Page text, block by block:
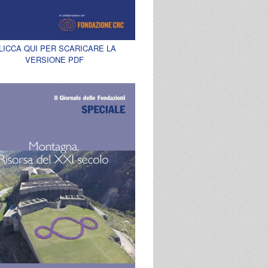
QUI PER SCARICARE LA
VERSIONE PDF